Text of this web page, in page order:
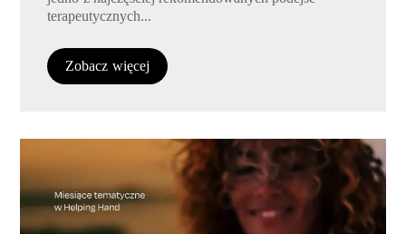
terapeutycznych...
Zobacz więcej